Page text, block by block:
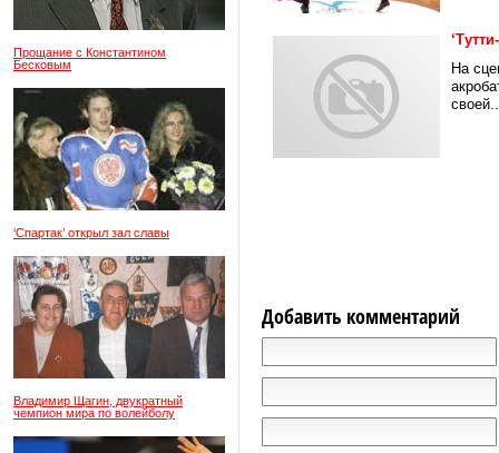
Прощание с Константином
Бесковым
‘Спартак’ открыл зал славы
Владимир Щагин, двукратный
чемпион мира по волейболу
На
Добавить комментарий